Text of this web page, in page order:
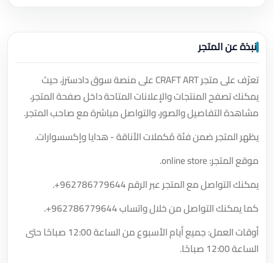
نبذة عن المتجر
تعرّف على متجر CRAFT ART على منصة سوق دادسترز، حيث
يمكنك تصفح المنتجات والإعلانات المتاحة داخل صفحة المتجر،
مشاهدة التفاصيل والصور، والتواصل مباشرة مع صاحب المتجر.
يظهر المتجر ضمن فئة مُكملات الأناقة - هدايا وإكسسوارات.
موقع المتجر: online store.
يمكنك التواصل مع المتجر عبر الرقم+962786779644
.
كما يمكنك التواصل من خلال واتساب+962786779644
.
أوقات العمل: جميع أيام الأسبوع من الساعة 12:00 صباحًا حتى
الساعة 12:00 صباحًا.